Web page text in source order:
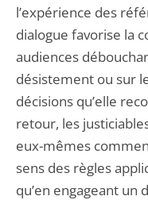
l’expérience des
dialogue favorise la
audiences
désistement ou sur
décisions qu’elle
retour, les
eux-mêmes
sens des règles
qu’en engageant un